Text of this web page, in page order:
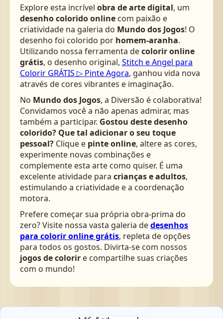
Explore esta incrível obra de arte digital, um
desenho colorido online com paixão e
criatividade na galeria do Mundo dos Jogos! O
desenho foi colorido por homem-aranha.
Utilizando nossa ferramenta decolorir online
grátis, o desenho original, Stitch e Angel para
Colorir GRÁTIS ▷ Pinte Agora, ganhou vida nova
através de cores vibrantes e imaginação.
No Mundo dos Jogos, a Diversão é colaborativa!
Convidamos você a não apenas admirar, mas
também a participar. Gostou deste desenho
colorido? Que tal adicionar o seu toque
pessoal? Clique e pinte online, altere as cores,
experimente novas combinações e
complemente esta arte como quiser. É uma
excelente atividade para crianças e adultos,
estimulando a criatividade e a coordenação
motora.
Prefere começar sua própria obra-prima do
zero? Visite nossa vasta galeria dedesenhos
para colorir online grátis, repleta de opções
para todos os gostos. Divirta-se com nossos
jogos de colorir e compartilhe suas criações
com o mundo!